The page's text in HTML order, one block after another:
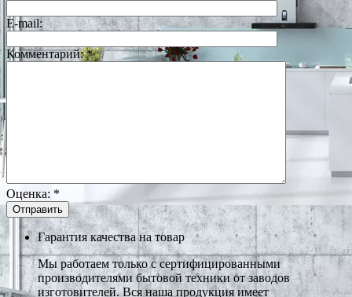
E-mail:
Комментарий:*
Оценка: *
Гарантия качества на товар
Мы работаем только с сертифицированными
производителями бытовой техники от заводов
изготовителей. Вся наша продукция имеет